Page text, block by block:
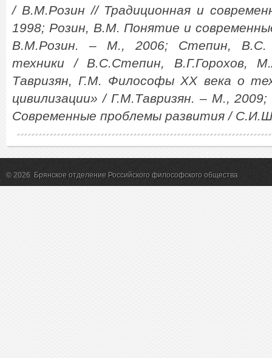
/ В.М.Розин // Традиционная и
1998; Розин, В.М. Понятие и
В.М.Розин. – М., 2006; Степин, В.С.
техники / В.С.Степин, В.Г.Горохов,
Тавризян, Г.М. Философы ХХ века о
цивилизации» / Г.М.Тавризян. – М.,
Современные проблемы развития /
© 2026 Брянское отделение Российского философского общества